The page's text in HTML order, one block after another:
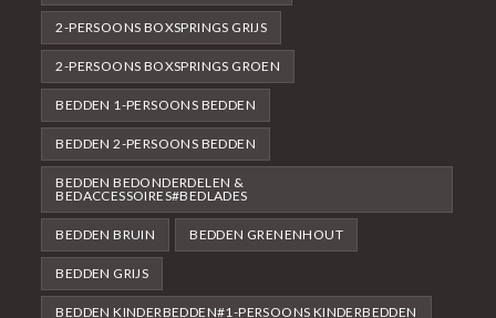
2-PERSOONS BOXSPRINGS GRIJS
2-PERSOONS BOXSPRINGS GROEN
BEDDEN 1-PERSOONS BEDDEN
BEDDEN 2-PERSOONS BEDDEN
BEDDEN BEDONDERDELEN &
BEDACCESSOIRES#BEDLADES
BEDDEN BRUIN BEDDEN GRENENHOUT
BEDDEN GRIJS
BEDDEN KINDERBEDDEN#1-PERSOONS KINDERBEDDEN